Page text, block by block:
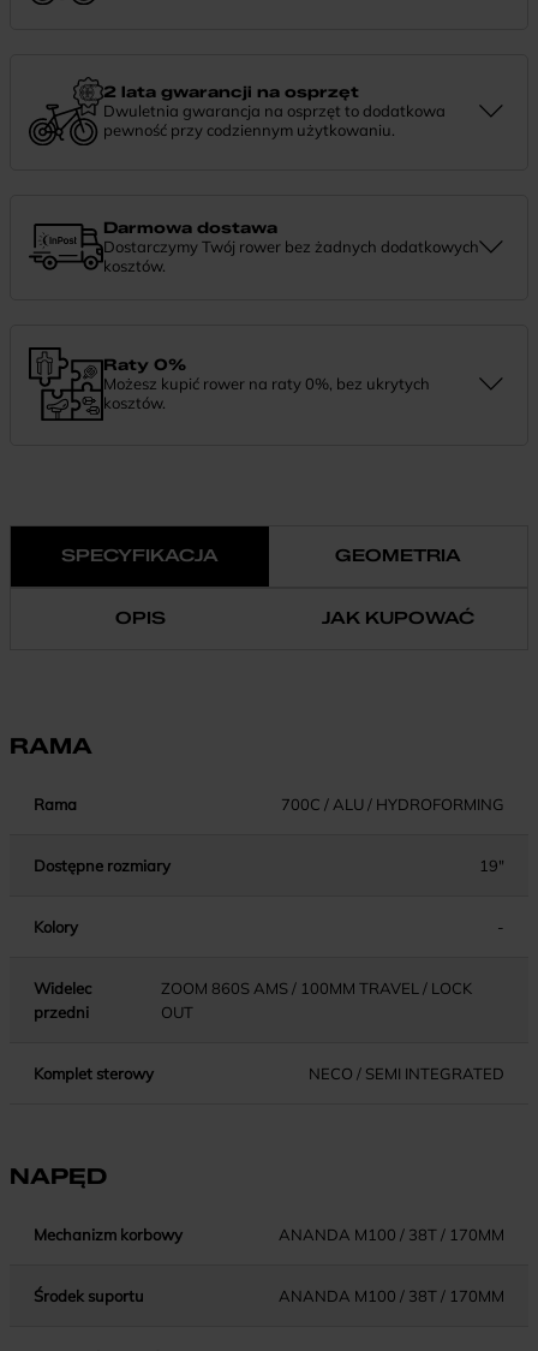
chętnie pomożemy.2 lata gwarancji na osprzęt
Dwuletnia gwarancja na osprzęt to dodatkowa
pewność przy codziennym użytkowaniu.
Darmowa dostawa
Dostarczymy Twój rower bez żadnych dodatkowych
kosztów.
Raty 0%
Możesz kupić rower na raty 0%, bez ukrytych
kosztów.
SPECYFIKACJA GEOMETRIA
OPIS JAK KUPOWAĆ
RAMA
Rama 700C / ALU / HYDROFORMING
Dostępne rozmiary 19"
Kolory -
Widelec
przedni
ZOOM 860S AMS / 100MM TRAVEL / LOCK
OUT
Komplet sterowy NECO / SEMI INTEGRATED
NAPĘD
Mechanizm korbowy ANANDA M100 / 38T / 170MM
Środek suportu ANANDA M100 / 38T / 170MM